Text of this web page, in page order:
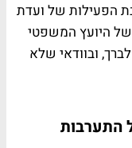
הפעילות של ועדת
של היועץ המשפטי
ובוודאי שלא
התערבות